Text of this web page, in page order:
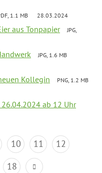
1.1 MB 28.03.2024
aus Tonpapier
JPG,
JPG, 1.6 MB
Kollegin
PNG, 1.2 MB
ab 12 Uhr
10 11
12
18